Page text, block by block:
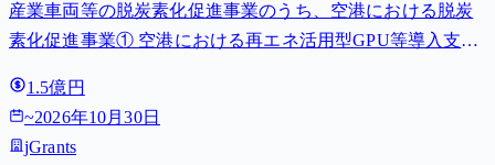
費等補助金）
産業車両等の脱炭素化促進事業のうち、空港における脱炭
素化促進事業① 空港における再エネ活用型GPU等導入支援
1.5億円
~2026年10月30日
jGrants